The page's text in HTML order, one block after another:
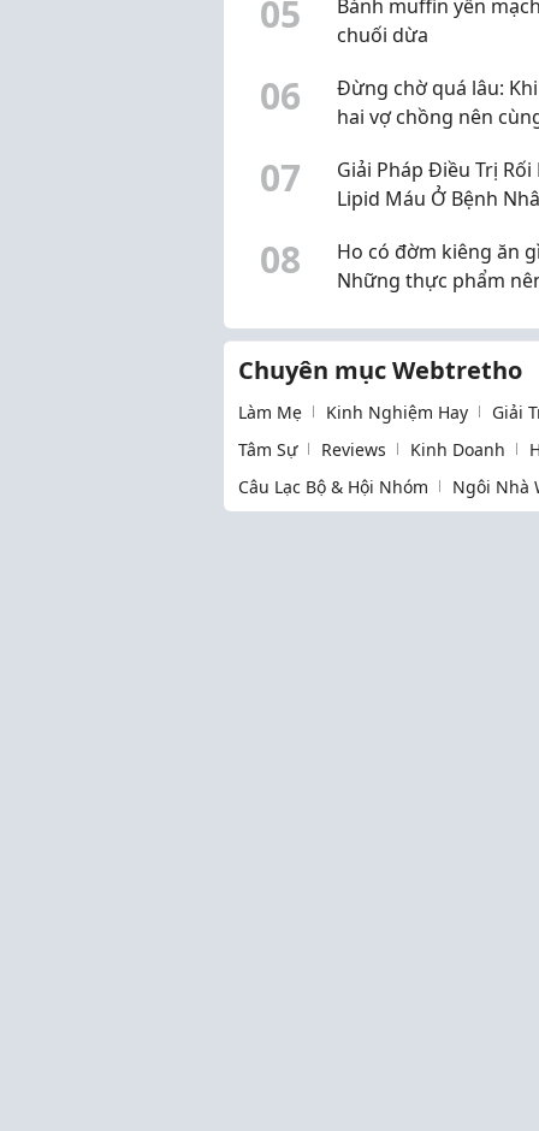
05
Bánh muffin yến mạch
chuối dừa
06
Đừng chờ quá lâu:
hai vợ chồng nên
07
Giải Pháp Điều Trị Rối
Lipid Máu Ở Bệnh
08
Ho có đờm kiêng ăn
Những thực phẩm
Chuyên mục Webtretho
Làm Mẹ Kinh Nghiệm Hay Giải
Tâm Sự
Reviews Kinh Doanh
Câu Lạc Bộ & Hội Nhóm
Ngôi Nhà